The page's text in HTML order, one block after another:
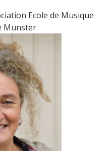
Ecole de Musique
Munster